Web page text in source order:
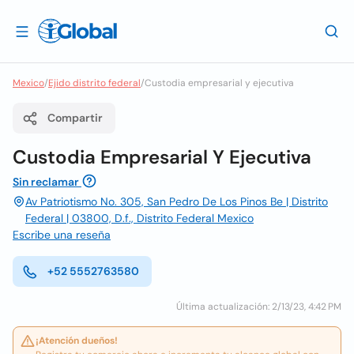
Mexico/Ejido distrito federal/Custodia empresarial y ejecutiva
Compartir
Custodia Empresarial Y Ejecutiva
Sin reclamar
Av Patriotismo No. 305, San Pedro De Los Pinos Be | Distrito
Federal | 03800, D.f., Distrito Federal Mexico
Escribe una reseña
+52 5552763580
Última actualización: 2/13/23, 4:42 PM
¡Atención dueños!